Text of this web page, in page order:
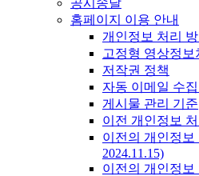
홈페이지 이용 안내
개인정보 처리
고정형 영상정보
저작권 정책
자동 이메일 수
게시물 관리 기준
이전 개인정보
이전의 개인정보
2024.11.15)
이전의 개인정보